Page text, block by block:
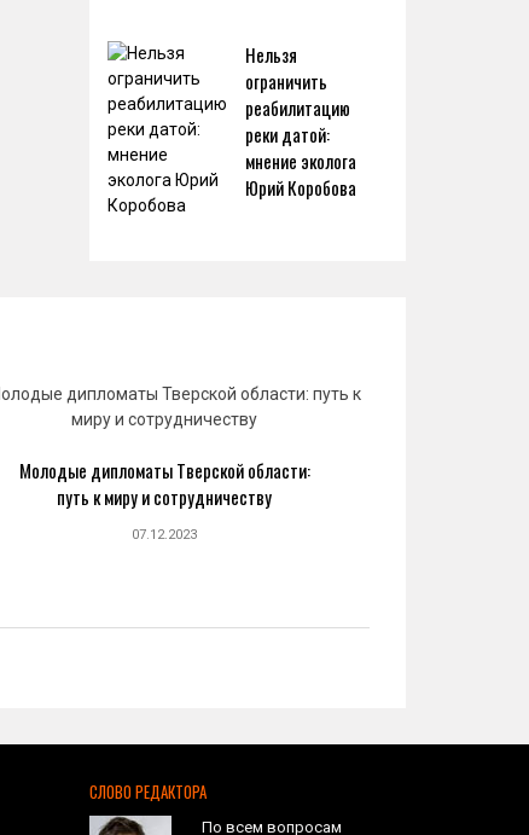
Нельзя
ограничить
реабилитацию
реки датой:
мнение эколога
Юрий Коробова
Молодые дипломаты Тверской области:
путь к миру и сотрудничеству
07.12.2023
СЛОВО РЕДАКТОРА
По всем вопросам